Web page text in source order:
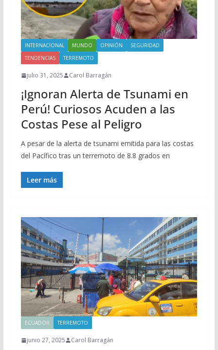
INTERNACIONAL MUNDO OPINIÓN
SEGURIDAD
TENDENCIAS
TERREMOTO
julio 31, 2025 Carol Barragán
¡Ignoran Alerta de Tsunami en
Perú! Curiosos Acuden a las
Costas Pese al Peligro
A pesar de la alerta de tsunami emitida para las costas
del Pacífico tras un terremoto de 8.8 grados en
Leer más
ECUADOR TERREMOTO
junio 27, 2025 Carol Barragán